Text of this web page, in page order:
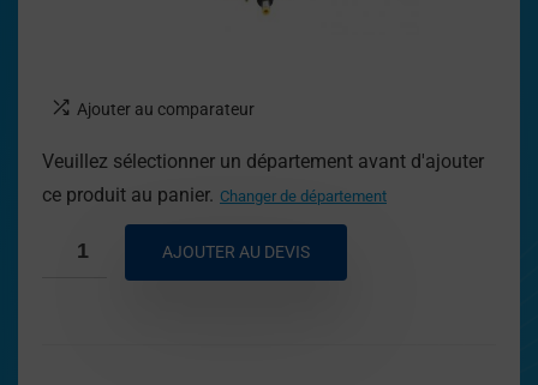
Ajouter au comparateur
Veuillez sélectionner un département avant d'ajouter
ce produit au panier. Changer de département
AJOUTER AU DEVIS